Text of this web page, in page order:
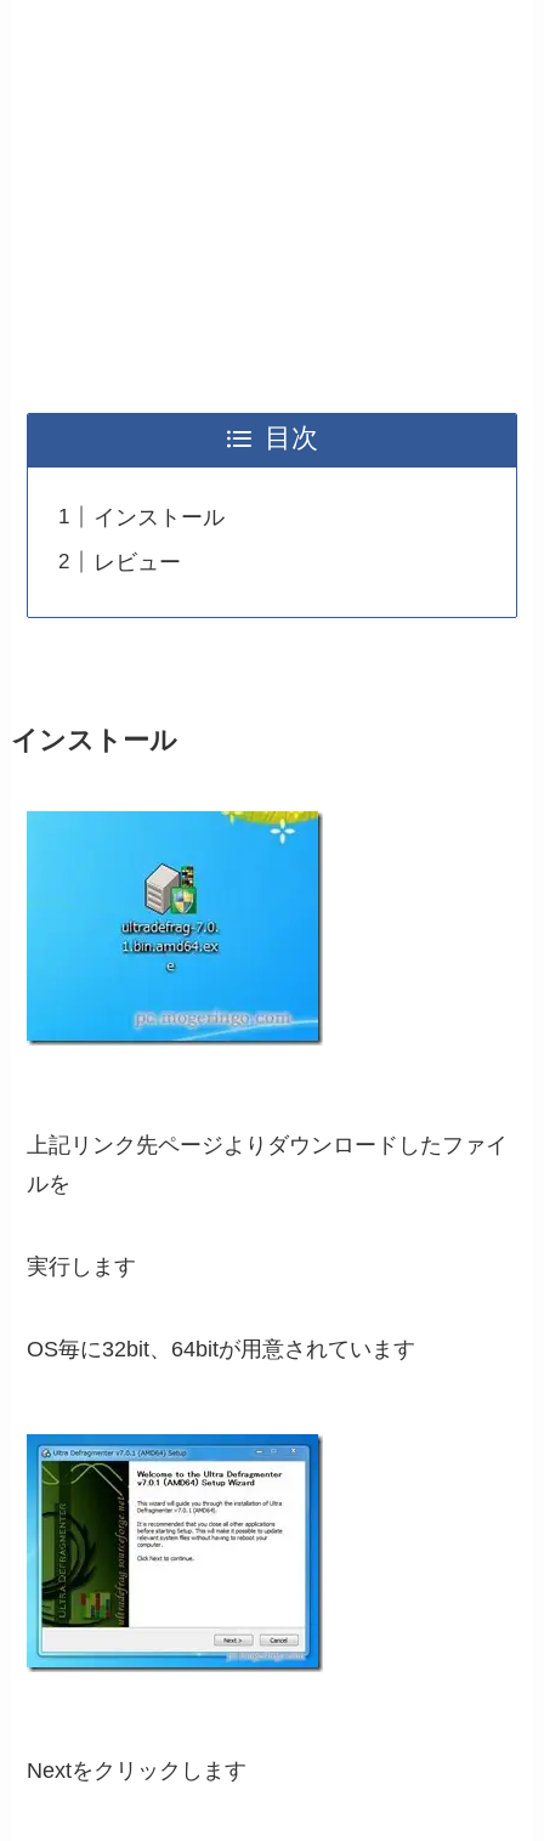
目次
インストール
レビュー
インストール
上記リンク先ページよりダウンロードしたファイ
ルを
実行します
OS毎に32bit、64bitが用意されています
Nextをクリックします